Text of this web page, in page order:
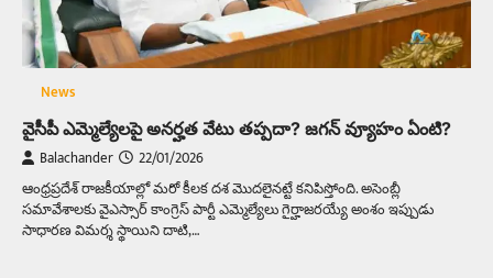
News
వైసీపీ ఎమ్మెల్యేలపై అనర్హత వేటు తప్పదా? జగన్‌ వ్యూహం ఏంటి?
Balachander 22/01/2026
ఆంధ్రప్రదేశ్ రాజకీయాల్లో మరో కీలక దశ మొదలైనట్టే కనిపిస్తోంది. అసెంబ్లీ
సమావేశాలకు వైఎస్సార్ కాంగ్రెస్ పార్టీ ఎమ్మెల్యేలు గైర్హాజరయ్యే అంశం ఇప్పుడు
సాధారణ విమర్శ స్థాయిని దాటి,…